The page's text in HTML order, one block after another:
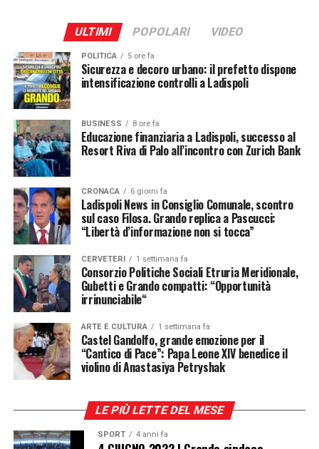
Nel suo intervento il primo cittadino ha di fatto
ricordato come il pluralismo dell’informazione
rappresenti uno dei pilastri della democrazia e come
il confronto politico debba sempre rispettare il
espresse non sono condivise.
Al di là del confronto tra maggioranza e opposizione, il
ULTIMI POPOLARI VIDEO
POLITICA 5 ore fa
Sicurezza e decoro urbano: il prefetto dispone
intensificazione controlli a Ladispoli
BUSINESS 8 ore fa
Educazione finanziaria a Ladispoli, successo al
Resort Riva di Palo all’incontro con Zurich Bank
CRONACA 6 giorni fa
Ladispoli News in Consiglio Comunale, scontro
sul caso Filosa. Grando replica a Pascucci:
“Libertà d’informazione non si tocca”
CERVETERI 1 settimana fa
Consorzio Politiche Sociali Etruria Meridionale,
Gubetti e Grando compatti: “Opportunità
irrinunciabile“
ARTE E CULTURA 1 settimana fa
Castel Gandolfo, grande emozione per il
“Cantico di Pace”: Papa Leone XIV benedice il
violino di Anastasiya Petryshak
LE PIÙ LETTE DEL MESE
SPORT 4 anni fa